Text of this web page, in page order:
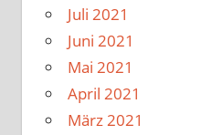
Juli 2021
Juni 2021
Mai 2021
April 2021
März 2021